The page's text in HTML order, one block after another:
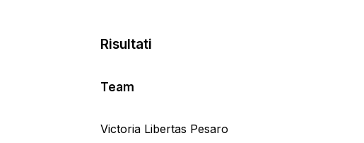
Risultati
Team
Victoria Libertas Pesaro